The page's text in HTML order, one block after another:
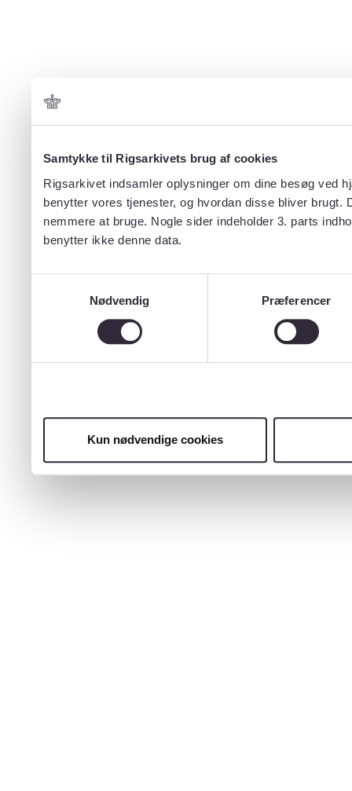
Samtykke til Rigsarkivets brug af cookies
Rigsarkivet indsamler oplysninger om dine besøg ved
benytter vores tjenester, og hvordan disse bliver
nemmere at bruge. Nogle sider indeholder 3. parts
benytter ikke denne data.
Nødvendig
Præferencer
Kun nødvendige cookies